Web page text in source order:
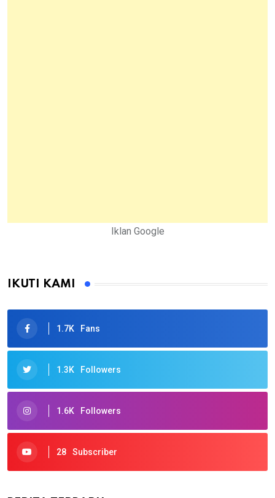
Iklan Google
IKUTI KAMI
1.7K Fans
1.3K Followers
1.6K Followers
28 Subscriber